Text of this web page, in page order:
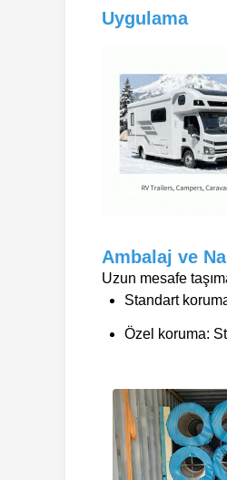
Uygulama
Ambalaj ve
Uzun mesafe
Standart
Özel koruma: